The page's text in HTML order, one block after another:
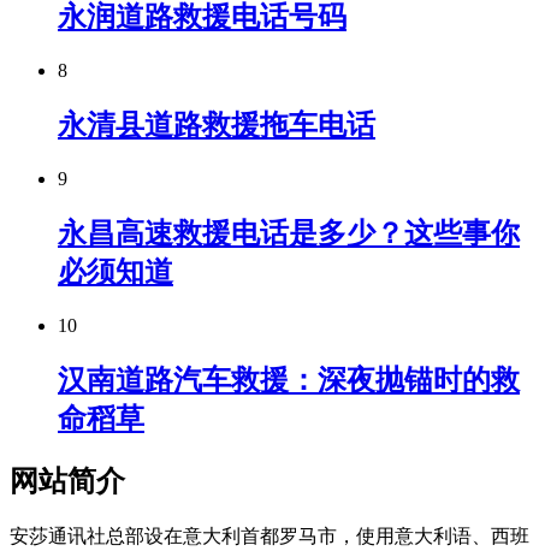
永润道路救援电话号码
8
永清县道路救援拖车电话
9
永昌高速救援电话是多少？这些事你
必须知道
10
汉南道路汽车救援：深夜抛锚时的救
命稻草
网站简介
安莎通讯社总部设在意大利首都罗马市，使用意大利语、西班